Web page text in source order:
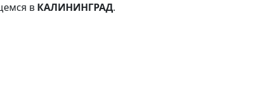
в КАЛИНИНГРАД.